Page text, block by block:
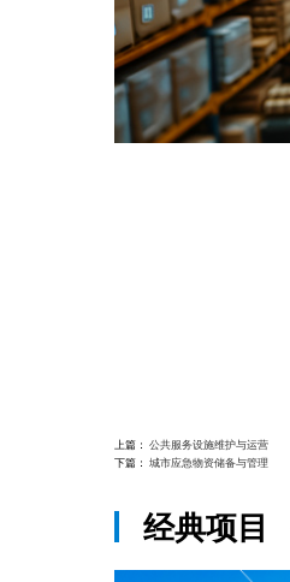
上篇： 公共服务设施维护与运营
下篇： 城市应急物资储备与管理
经典项目